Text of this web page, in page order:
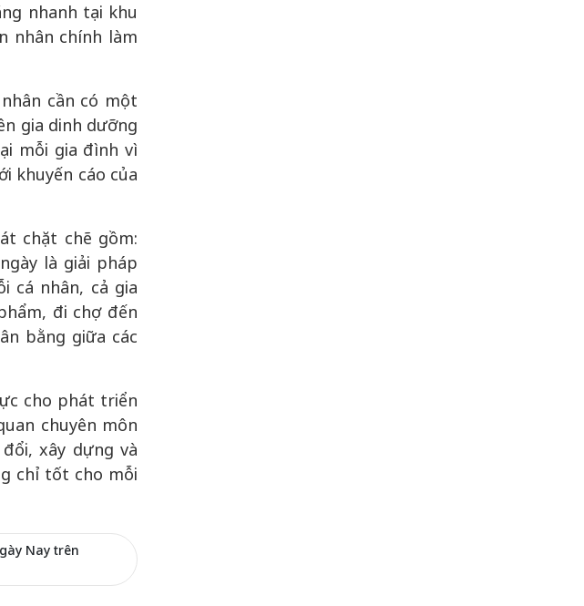
nhanh tại khu
nhân chính làm
cần có một
gia dinh dưỡng
mỗi gia đình vì
khuyến cáo của
chặt chẽ gồm:
là giải pháp
cá nhân, cả gia
đi chợ đến
bằng giữa các
cho phát triển
chuyên môn
xây dựng và
chỉ tốt cho mỗi
Nay trên